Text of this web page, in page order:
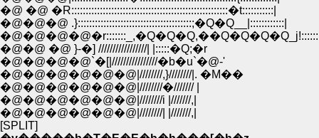
�@ �@ �R:::::::::::::::::::::::::::::::::::::::::::::::::::::::�t:::::::::::|
�@�@�@ .}::::::::::::::::::::::::::::::::::::::::;�Q�Q__|::::::::::::|
�@�@ �@ }-�] /////////////////| |:::::�Q;�r
�@�@�@�@`�[|////////////////�b�u`�@-'
�@�@�@�@�@�@|////////,}////////|. �M��
�@�@�@�@�@�@|////////�/////// |
�@�@�@�@�@�@|////////i |///////,|
�@�@�@�@�@�@|////////| |///////,|
[SPLIT]